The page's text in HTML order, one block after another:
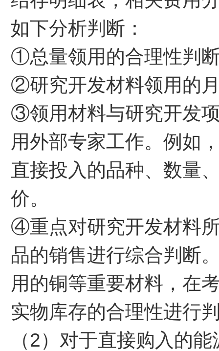
如下分析判断：
①总量领用的合理性判
②研究开发材料领用的
③领用材料与研究开发
用外部专家工作。例如
直接投入的品种、数量
价。
④重点对研究开发材料
品的销售进行综合判断
用的铜等重要材料，在
实物库存的合理性进行
（2）对于直接购入的